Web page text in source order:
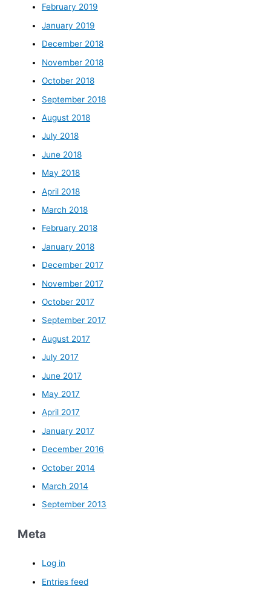
February 2019
January 2019
December 2018
November 2018
October 2018
September 2018
August 2018
July 2018
June 2018
May 2018
April 2018
March 2018
February 2018
January 2018
December 2017
November 2017
October 2017
September 2017
August 2017
July 2017
June 2017
May 2017
April 2017
January 2017
December 2016
October 2014
March 2014
September 2013
Meta
Log in
Entries feed